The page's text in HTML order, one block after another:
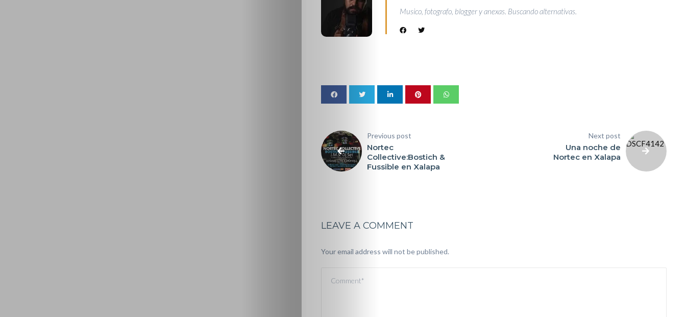
Musico, fotografo, blogger y anexas. Buscando alternativas.
Previous post
Nortec
Collective:Bostich &
Fussible en Xalapa
Next post
Una noche de
Nortec en Xalapa
LEAVE A COMMENT
Your email address will not be published.